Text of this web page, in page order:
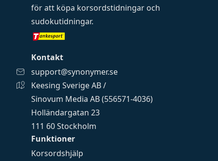
Funktioner
Korsordshjälp
för att köpa korsordstidningar och
sudokutidningar.
Kontakt
support@synonymer.se
Keesing Sverige AB /
Sinovum Media AB (556571-4036)
Holländargatan 23
111 60 Stockholm